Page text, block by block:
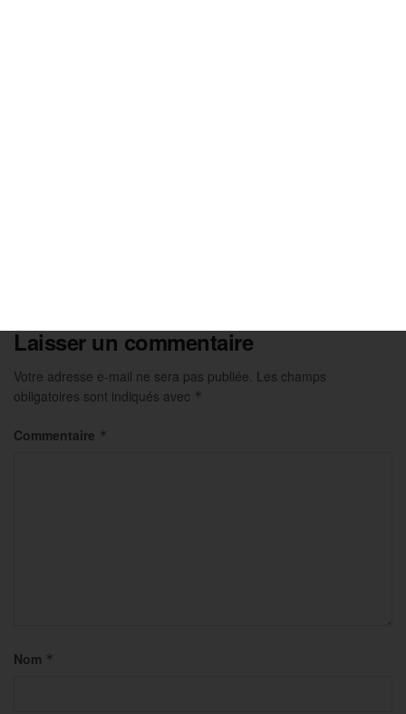
Laisser un commentaire
Votre adresse e-mail ne sera pas publiée. Les champs
obligatoires sont indiqués avec *
Commentaire *
Nom *